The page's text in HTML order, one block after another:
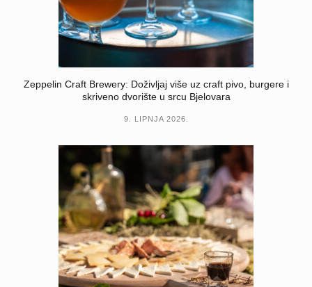
Zeppelin Craft Brewery: Doživljaj više uz craft pivo, burgere i
skriveno dvorište u srcu Bjelovara
9. LIPNJA 2026.